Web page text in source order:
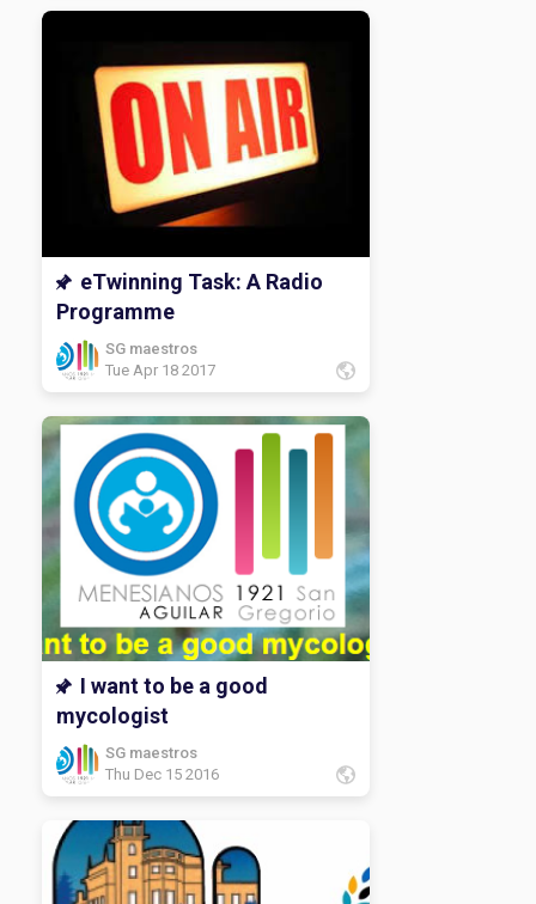
eTwinning Task: A Radio
Programme
SG maestros
Tue Apr 18 2017
I want to be a good
mycologist
SG maestros
Thu Dec 15 2016